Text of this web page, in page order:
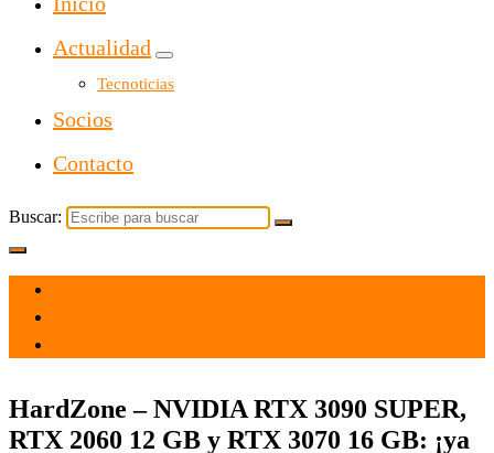
Actualidad
Tecnoticias
Socios
Contacto
Buscar:
HardZone – NVIDIA RTX 3090 SUPER,
RTX 2060 12 GB y RTX 3070 16 GB: ¡ya